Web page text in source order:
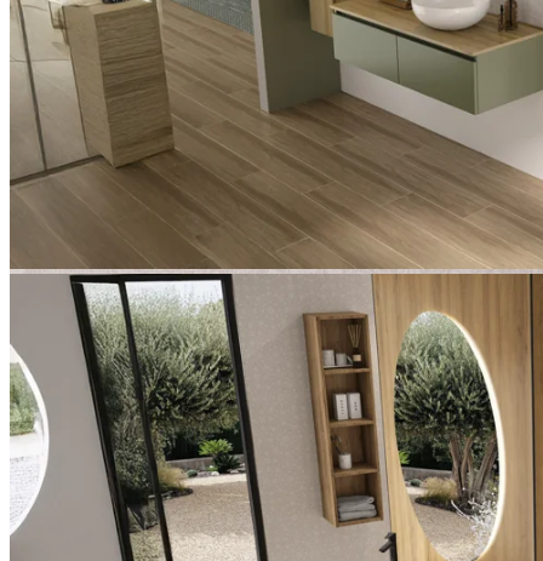
Étagère de douche intégrée avec porte-serviettes + étagère
intérieure chromée
Étagère intérieure spacieuse pour les accessoires de douche,
de couleur assortie au profilé
Étagère de douche intégrée avec porte-serviettes + étagère
intérieure en blanc
Étagère de douche intégrée avec porte-serviettes + étagère
intérieure en noir
Exécutions, Couleurs, Matériaux, Caractéristiques
Exécutions
Exécution en niche